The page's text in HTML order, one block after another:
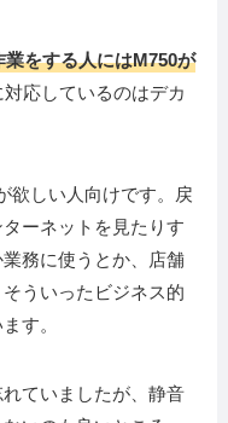
をする人にはM750が
対応しているのはデカ
欲しい人向けです。戻
ーネットを見たりす
務に使うとか、店舗
ういったビジネス的
す。
ていましたが、静音